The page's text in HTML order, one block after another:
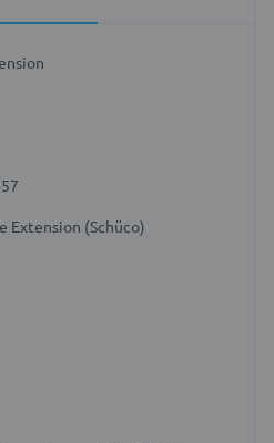
Extension (Schüco)